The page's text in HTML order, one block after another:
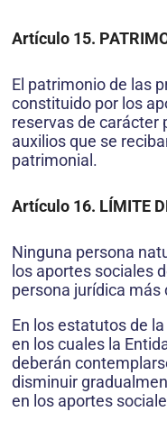
Artículo 15.
El patrimonio de las
constituido por los
reservas de carácter
auxilios que se
patrimonial.
Artículo 16. LÍMITE
Ninguna persona
los aportes sociales
persona jurídica más
En los estatutos de
en los cuales la
deberán
disminuir
en los aportes